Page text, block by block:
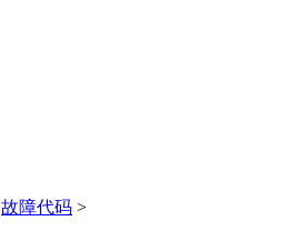
故障代码 >